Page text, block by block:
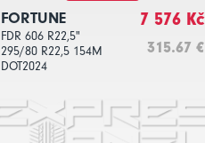
FORTUNE
FDR 606 R22,5"
295/80 R22,5 154M
DOT2024
7 576 Kč
315.67 €